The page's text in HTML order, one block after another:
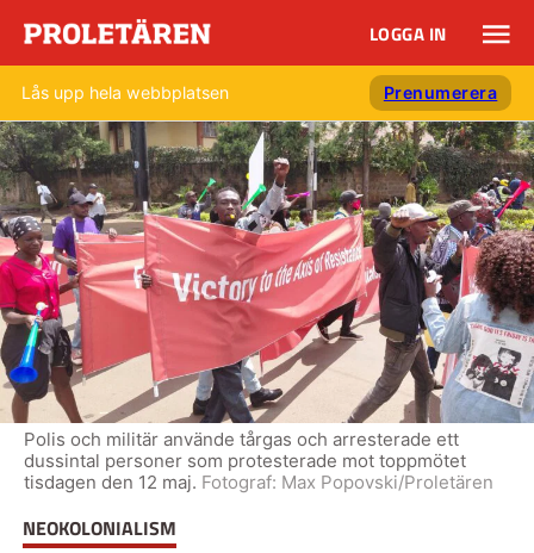
LOGGA IN
Lås upp hela webbplatsen Prenumerera
NEOKOLONIALISM
Polis och militär använde tårgas och arresterade ett
dussintal personer som protesterade mot toppmötet
tisdagen den 12 maj. Fotograf: Max Popovski/Proletären